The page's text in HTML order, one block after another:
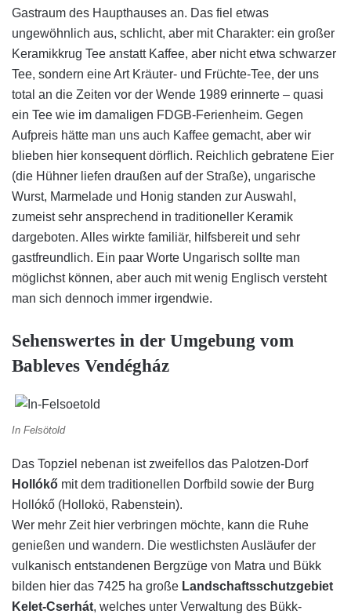
Gastraum des Haupthauses an. Das fiel etwas
ungewöhnlich aus, schlicht, aber mit Charakter: ein großer
Keramikkrug Tee anstatt Kaffee, aber nicht etwa schwarzer
Tee, sondern eine Art Kräuter- und Früchte-Tee, der uns
total an die Zeiten vor der Wende 1989 erinnerte – quasi
ein Tee wie im damaligen FDGB-Ferienheim. Gegen
Aufpreis hätte man uns auch Kaffee gemacht, aber wir
blieben hier konsequent dörflich. Reichlich gebratene Eier
(die Hühner liefen draußen auf der Straße), ungarische
Wurst, Marmelade und Honig standen zur Auswahl,
zumeist sehr ansprechend in traditioneller Keramik
dargeboten. Alles wirkte familiär, hilfsbereit und sehr
gastfreundlich. Ein paar Worte Ungarisch sollte man
möglichst können, aber auch mit wenig Englisch versteht
man sich dennoch immer irgendwie.
Sehenswertes in der Umgebung vom
Bableves Vendégház
In Felsötold
Das Topziel nebenan ist zweifellos das Palotzen-Dorf
Hollókő mit dem traditionellen Dorfbild sowie der Burg
Hollókő (Hollokö, Rabenstein).
Wer mehr Zeit hier verbringen möchte, kann die Ruhe
genießen und wandern. Die westlichsten Ausläufer der
vulkanisch entstandenen Bergzüge von Matra und Bükk
bilden hier das 7425 ha große Landschaftsschutzgebiet
Kelet-Cserhát, welches unter Verwaltung des Bükk-